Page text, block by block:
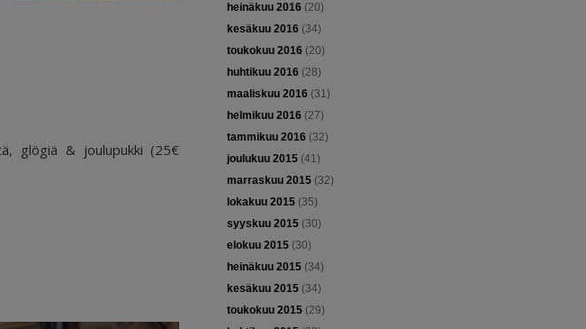
glögiä & joulupukki (25€
heinäkuu 2016 (20)
kesäkuu 2016 (34)
toukokuu 2016 (20)
huhtikuu 2016 (28)
maaliskuu 2016 (31)
helmikuu 2016 (27)
tammikuu 2016 (32)
joulukuu 2015(41)
marraskuu 2015(32)
lokakuu 2015(35)
syyskuu 2015(30)
elokuu 2015(30)
heinäkuu 2015(34)
kesäkuu 2015(34)
toukokuu 2015(29)